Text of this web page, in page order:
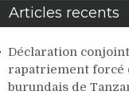
Articles recents
Déclaration
rapatriement forcé
burundais de